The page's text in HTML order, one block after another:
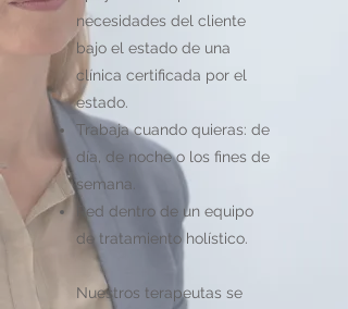
necesidades del cliente
bajo el estado de una
clínica certificada por el
estado.
Trabaja cuando quieras: de
día, de noche o los fines de
semana.
Red dentro de un equipo
de tratamiento holístico.
Nuestros terapeutas se